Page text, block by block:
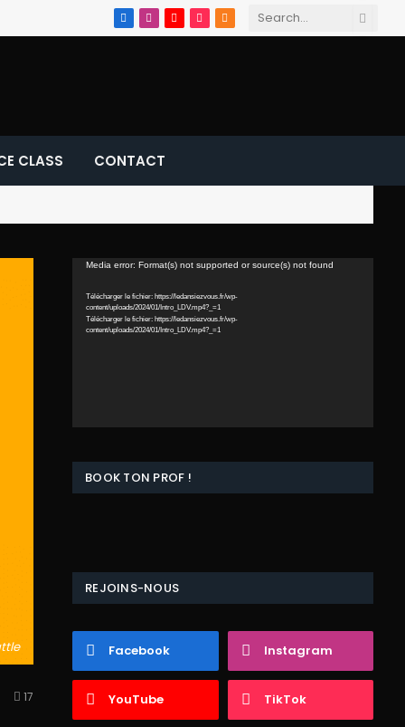
Facebook
Instagram
YouTube
TikTok
RSS
CLASS CONTACT
17
Lecteur
Media error: Format(s) not supported or source(s) not found
Télécharger le fichier: https://ledansiezvous.fr/wp-
content/uploads/2024/01/Intro_LDV.mp4?_=1
Télécharger le fichier: https://ledansiezvous.fr/wp-
content/uploads/2024/01/Intro_LDV.mp4?_=1
BOOK TON PROF !
REJOINS-NOUS
Facebook Instagram
YouTube TikTok